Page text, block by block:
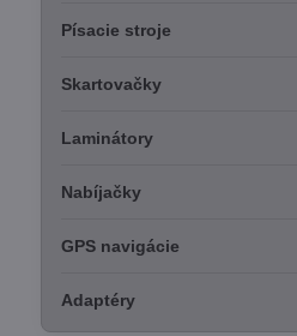
Písacie stroje
Skartovačky
Laminátory
Nabíjačky
GPS navigácie
Adaptéry